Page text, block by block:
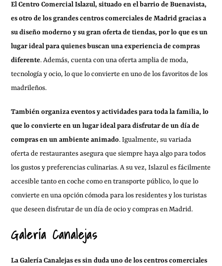
El Centro Comercial Islazul, situado en el barrio de Buenavista,
es otro de los grandes centros comerciales de Madrid gracias a
su diseño moderno y su gran oferta de tiendas, por lo que es un
lugar ideal para quienes buscan una experiencia de compras
diferente. Además, cuenta con una oferta amplia de moda,
tecnología y ocio, lo que lo convierte en uno de los favoritos de los
madrileños.
También organiza eventos y actividades para toda la familia, lo
que lo convierte en un lugar ideal para disfrutar de un día de
compras en un ambiente animado. Igualmente, su variada
oferta de restaurantes asegura que siempre haya algo para todos
los gustos y preferencias culinarias. A su vez, Islazul es fácilmente
accesible tanto en coche como en transporte público, lo que lo
convierte en una opción cómoda para los residentes y los turistas
que deseen disfrutar de un día de ocio y compras en Madrid.
Galería Canalejas
La Galería Canalejas es sin duda uno de los centros comerciales